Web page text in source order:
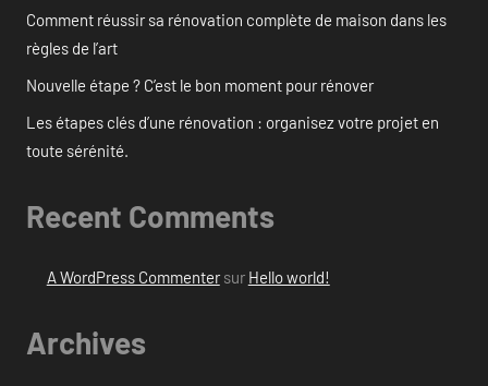
Comment réussir sa rénovation complète de maison dans les
règles de l’art
Nouvelle étape ? C’est le bon moment pour rénover
Les étapes clés d’une rénovation : organisez votre projet en
toute sérénité.
Recent Comments
A WordPress Commentersur Hello world!
Archives